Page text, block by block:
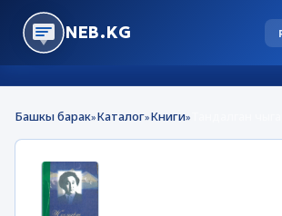
NEB.KG
Башкы барак»Каталог»Книги»